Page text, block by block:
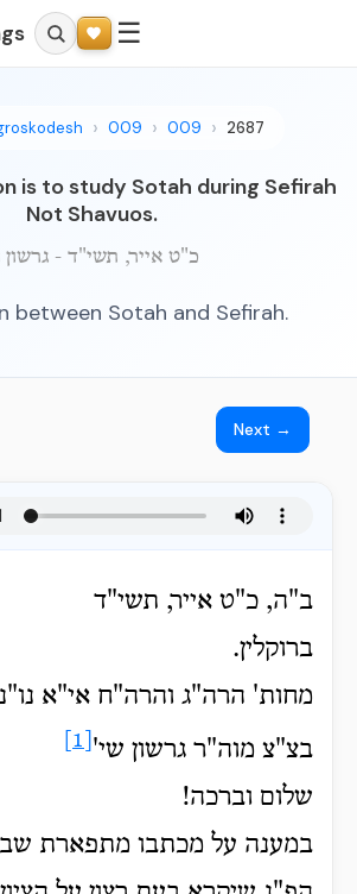
☰
009 009 2687
is to study Sotah during Sefirah
Not Shavuos.
כ"ט אייר, תשי"ד - גרשון
between Sotah and Sefirah.
Next →
ב"ה, כ"ט אייר, תשי"ד
ברוקלין.
מחות' הרה"ג והרה"ח אי"א
בצ"צ מוה"ר גרשון שי'
שלום וברכה!
במענה על מכתבו מתפארת